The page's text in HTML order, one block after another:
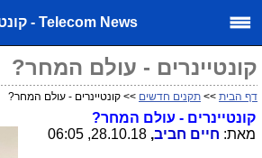
Telecom News - קונטיינרים -...
קונטיינרים - עולם המחר?
דף הבית >> תקנים חדשים >> קונטיינרים - עולם המחר?
קונטיינרים - עולם המחר?
מאת: חיים חביב,
28.10.18, 06:05